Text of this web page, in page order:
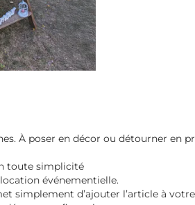
À poser en décor ou détourner en
toute simplicité
événementielle.
simplement d’ajouter l’article à